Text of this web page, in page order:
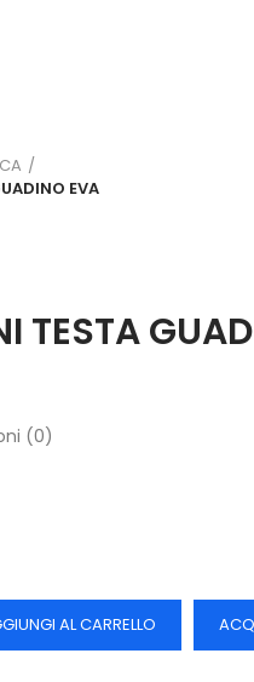
EVA
TESTA
(0)
AL CARRELLO